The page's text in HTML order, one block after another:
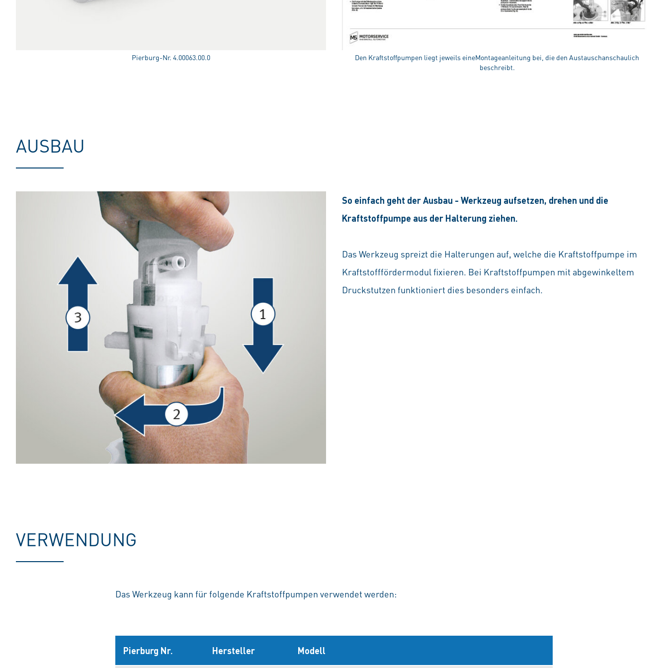
Pierburg-Nr. 4.00063.00.0
Den Kraftstoffpumpen liegt jeweils eineMontageanleitung bei, die den Austauschanschaulich
beschreibt.
AUSBAU
So einfach geht der Ausbau - Werkzeug aufsetzen, drehen und die
Kraftstoffpumpe aus der Halterung ziehen.
Das Werkzeug spreizt die Halterungen auf, welche die Kraftstoffpumpe im
Kraftstofffördermodul fixieren. Bei Kraftstoffpumpen mit abgewinkeltem
Druckstutzen funktioniert dies besonders einfach.
VERWENDUNG
Das Werkzeug kann für folgende Kraftstoffpumpen verwendet werden:
Pierburg Nr. Hersteller Modell